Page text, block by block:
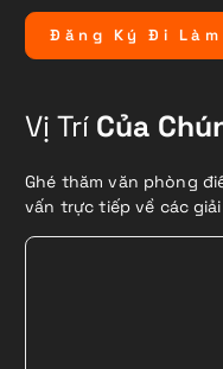
Đ ă n g Ký Đ i L à m
Vị TríCủa
Ghé thăm văn phòng
vấn trực tiếp về các